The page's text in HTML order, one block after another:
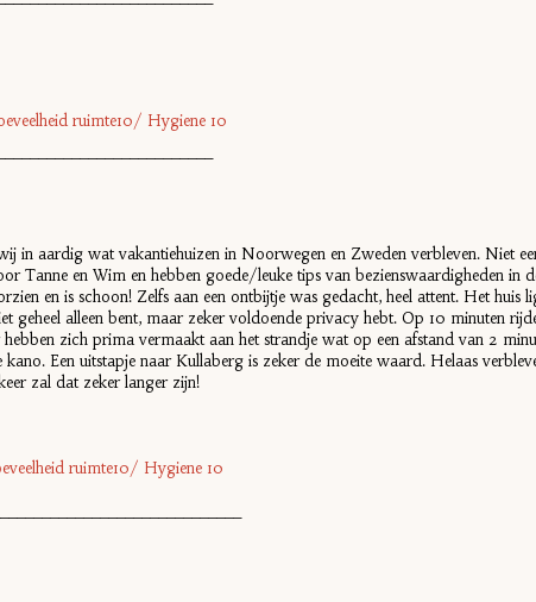
ruimte10/ Hygiene 10
in aardig wat vakantiehuizen in Noorwegen en Zweden verbleven. Niet
Tanne en Wim en hebben goede/leuke tips van bezienswaardigheden in
en is schoon! Zelfs aan een ontbijtje was gedacht, heel attent. Het huis
geheel alleen bent, maar zeker voldoende privacy hebt. Op 10 minuten
zich prima vermaakt aan het strandje wat op een afstand van 2
Een uitstapje naar Kullaberg is zeker de moeite waard. Helaas
zal dat zeker langer zijn!
ruimte10/ Hygiene 10